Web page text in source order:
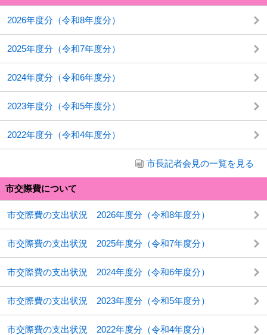
2026年度分（令和8年度分）
2025年度分（令和7年度分）
2024年度分（令和6年度分）
2023年度分（令和5年度分）
2022年度分（令和4年度分）
市長記者会見の一覧を見る
市交際費について
市交際費の支出状況 2026年度分（令和8年度分）
市交際費の支出状況 2025年度分（令和7年度分）
市交際費の支出状況 2024年度分（令和6年度分）
市交際費の支出状況 2023年度分（令和5年度分）
市交際費の支出状況 2022年度分（令和4年度分）